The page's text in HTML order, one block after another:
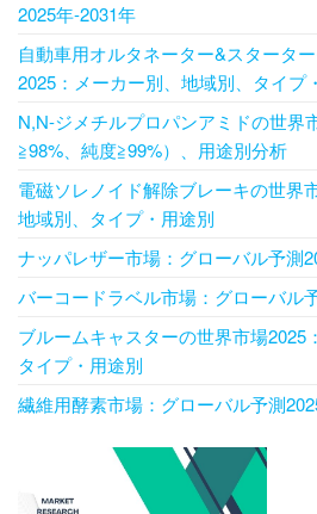
2025年-2031年
自動車用オルタネーター&スタータ
2025：メーカー別、地域別、タイプ
N,N-ジメチルプロパンアミドの世界
≧98%、純度≧99%）、用途別分析
電磁ソレノイド解除ブレーキの世界
地域別、タイプ・用途別
ナッパレザー市場：グローバル予測
バーコードラベル市場：グローバル
ブルームキャスターの世界市場2025
タイプ・用途別
繊維用酵素市場：グローバル予測